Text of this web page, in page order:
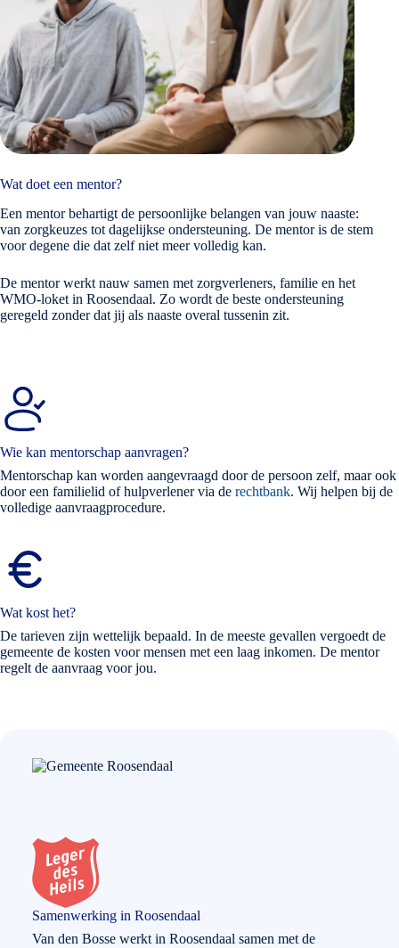
Wat doet een mentor?
Een mentor behartigt de persoonlijke belangen van jouw naaste:
van zorgkeuzes tot dagelijkse ondersteuning. De mentor is de stem
voor degene die dat zelf niet meer volledig kan.
De mentor werkt nauw samen met zorgverleners, familie en het
WMO-loket in Roosendaal. Zo wordt de beste ondersteuning
geregeld zonder dat jij als naaste overal tussenin zit.
Wie kan mentorschap aanvragen?
Mentorschap kan worden aangevraagd door de persoon zelf, maar ook
door een familielid of hulpverlener via de rechtbank. Wij helpen bij de
volledige aanvraagprocedure.
Wat kost het?
De tarieven zijn wettelijk bepaald. In de meeste gevallen vergoedt de
gemeente de kosten voor mensen met een laag inkomen. De mentor
regelt de aanvraag voor jou.
Samenwerking in Roosendaal
Van den Bosse werkt in Roosendaal samen met de